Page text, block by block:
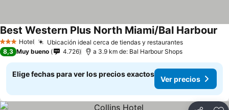
3 Estrellas
Hotel Ubicación ideal cerca de tiendas y restaurantes
Best Western Plus North Miami/Bal Harbour
8,3 Muy bueno 4.726 a 3.9 km de: Bal Harbour Shops
Elige fechas para ver los precios exactos
Ver precios